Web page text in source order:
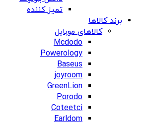
تمیز کننده
برند کالاها
کالاهای موبایل
Mcdodo
Powerology
Baseus
joyroom
GreenLion
Porodo
Coteetci
Earldom